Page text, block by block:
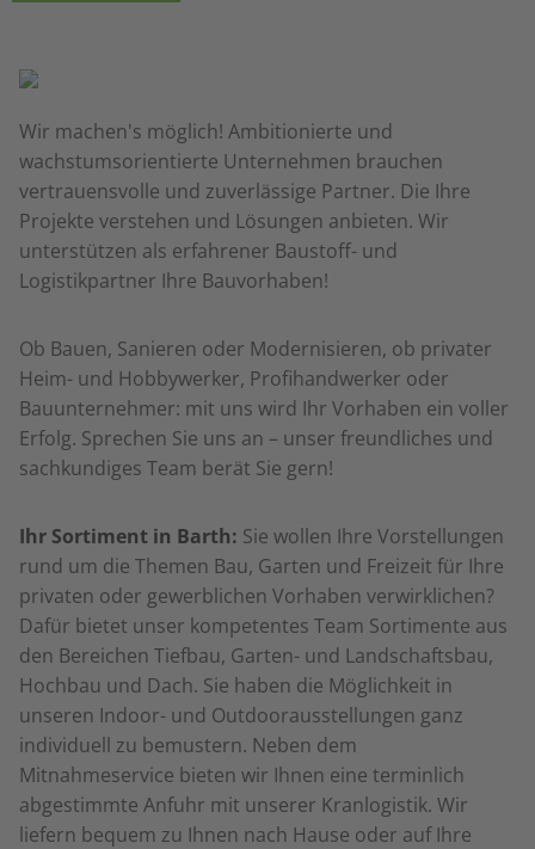
Wir machen's möglich! Ambitionierte und
wachstumsorientierte Unternehmen brauchen
vertrauensvolle und zuverlässige Partner. Die Ihre
Projekte verstehen und Lösungen anbieten. Wir
unterstützen als erfahrener Baustoff- und
Logistikpartner Ihre Bauvorhaben!
Ob Bauen, Sanieren oder Modernisieren, ob privater
Heim- und Hobbywerker, Profihandwerker oder
Bauunternehmer: mit uns wird Ihr Vorhaben ein voller
Erfolg. Sprechen Sie uns an – unser freundliches und
sachkundiges Team berät Sie gern!
Ihr Sortiment in Barth: Sie wollen Ihre Vorstellungen
rund um die Themen Bau, Garten und Freizeit für Ihre
privaten oder gewerblichen Vorhaben verwirklichen?
Dafür bietet unser kompetentes Team Sortimente aus
den Bereichen Tiefbau, Garten- und Landschaftsbau,
Hochbau und Dach. Sie haben die Möglichkeit in
unseren Indoor- und Outdoorausstellungen ganz
individuell zu bemustern. Neben dem
Mitnahmeservice bieten wir Ihnen eine terminlich
abgestimmte Anfuhr mit unserer Kranlogistik. Wir
liefern bequem zu Ihnen nach Hause oder auf Ihre